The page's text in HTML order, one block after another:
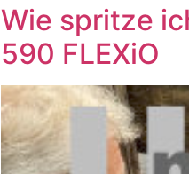
Wie spritze
590 FLEXiO